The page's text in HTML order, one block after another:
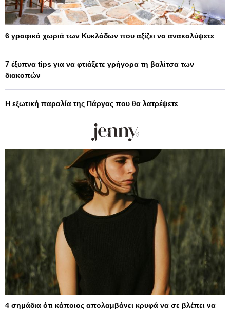
6 γραφικά χωριά των Κυκλάδων που αξίζει να ανακαλύψετε
7 έξυπνα tips για να φτιάξετε γρήγορα τη βαλίτσα των
διακοπών
Η εξωτική παραλία της Πάργας που θα λατρέψετε
4 σημάδια ότι κάποιος απολαμβάνει κρυφά να σε βλέπει να